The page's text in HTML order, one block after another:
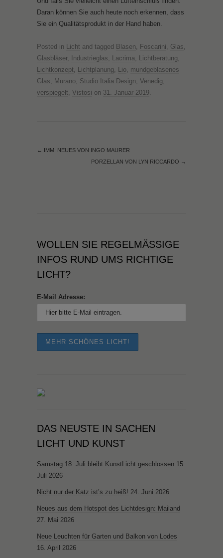
Daran können Sie auch heute noch erkennen, dass
Sie ein Qualitätsprodukt in der Hand haben.
Posted in Licht and tagged Blasen, Foscarini, Glas,
Glasbläser, Industrieglas, Lacrima, Lichtberatung,
Lichtkonzept, Lichtplanung, Lio, mundgeblasenes
Glas, Murano, Studio Italia Design, Venedig,
verspiegelt, Vistosi on 31. Januar 2019.
←
IMM: NEUES VON INGO MAURER
PORZELLAN VON LYN RICCARDO →
WOLLEN SIE REGELMÄSSIGE I
NFOS RUND UMS RICHTIGE L
ICHT?
E-Mail Adresse:
DAS NEUSTE IN SACHEN
LICHT UND KUNST
Samstag 18. Juli bleibt KunstLicht geschlossen 15.
Juli 2026
Nicht nur der Katz ist’s zu heiß! 24. Juni 2026
Neues aus dem Hotspot des Lichtdesign: Mailand
27. Mai 2026
Neue Leuchten für Garten und Balkon von Lodes
16. April 2026